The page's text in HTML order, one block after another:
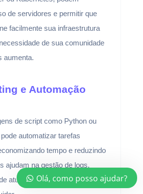
de servidores e permitir que
facilmente sua infraestrutura
de sua comunidade
aumenta.
e Automação
de script como Python ou
automatizar tarefas
tempo e reduzindo
ajudam na gestão de logs,
atualizações e manutenção
Olá, como posso ajudar?